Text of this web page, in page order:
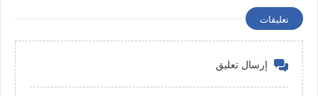
تعليقات
إرسال تعليق